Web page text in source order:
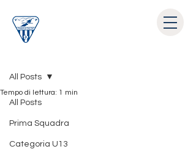
All Posts
Prima Squadra
Categoria U13
All Posts
Tempo di lettura: 1 min